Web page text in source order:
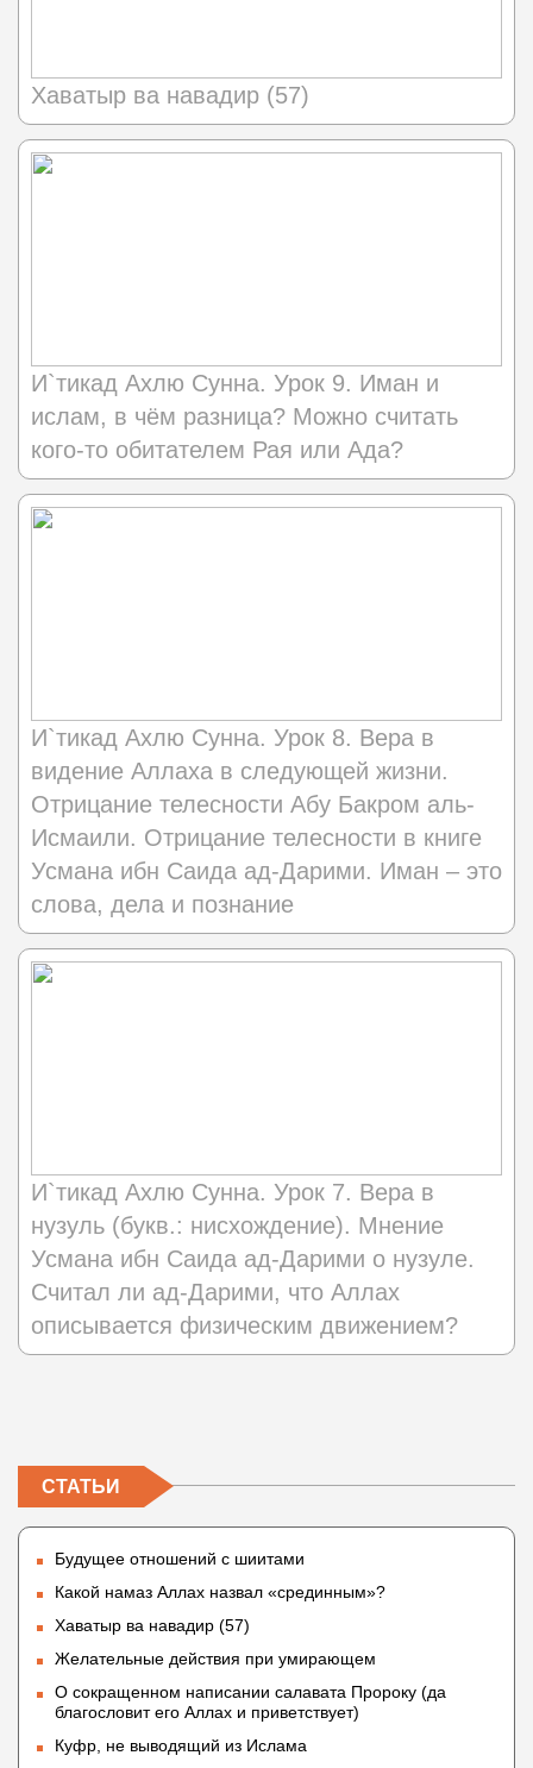
Хаватыр ва навадир (57)
И`тикад Ахлю Сунна. Урок 9. Иман и
ислам, в чём разница? Можно считать
кого-то обитателем Рая или Ада?
И`тикад Ахлю Сунна. Урок 8. Вера в
видение Аллаха в следующей жизни.
Отрицание телесности Абу Бакром аль-
Исмаили. Отрицание телесности в книге
Усмана ибн Саида ад-Дарими. Иман – это
слова, дела и познание
И`тикад Ахлю Сунна. Урок 7. Вера в
нузуль (букв.: нисхождение). Мнение
Усмана ибн Саида ад-Дарими о нузуле.
Считал ли ад-Дарими, что Аллах
описывается физическим движением?
СТАТЬИ
Будущее отношений с шиитами
Какой намаз Аллах назвал «срединным»?
Хаватыр ва навадир (57)
Желательные действия при умирающем
О сокращенном написании салавата Пророку (да
благословит его Аллах и приветствует)
Куфр, не выводящий из Ислама